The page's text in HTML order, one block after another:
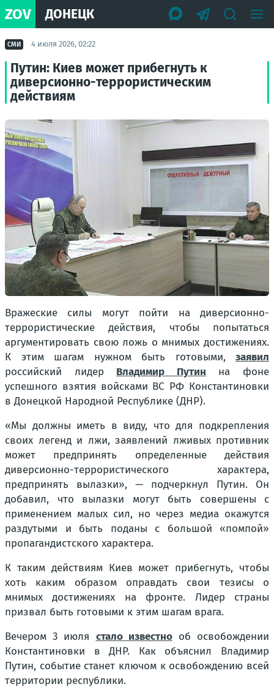
ZOV ДОНЕЦК
СМИ 4 июля 2026, 02:22
Путин: Киев может прибегнуть к
диверсионно-террористическим
действиям
Вражеские силы могут пойти на диверсионно-
террористические действия, чтобы попытаться
аргументировать свою ложь о мнимых достижениях.
К этим шагам нужном быть готовыми, заявил
российский лидер Владимир Путин на фоне
успешного взятия войсками ВС РФ Константиновки
в Донецкой Народной Республике (ДНР).
«Мы должны иметь в виду, что для подкрепления
своих легенд и лжи, заявлений лживых противник
может предпринять определенные действия
диверсионно-террористического характера,
предпринять вылазки», — подчеркнул Путин. Он
добавил, что вылазки могут быть совершены с
применением малых сил, но через медиа окажутся
раздутыми и быть поданы с большой «помпой»
пропагандистского характера.
К таким действиям Киев может прибегнуть, чтобы
хоть каким образом оправдать свои тезисы о
мнимых достижениях на фронте. Лидер страны
призвал быть готовыми к этим шагам врага.
Вечером 3 июля стало известнооб освобождении
Константиновки в ДНР. Как объяснил Владимир
Путин, событие станет ключом к освобождению всей
территории республики.